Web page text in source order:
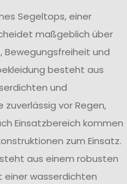
Segeltops, einer
maßgeblich über
und
besteht aus
und
vor Regen,
Einsatzbereich kommen
zum Einsatz.
aus einem robusten
wasserdichten